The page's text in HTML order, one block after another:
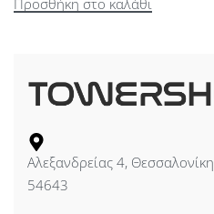
Αλεξανδρείας 4, Θεσσαλονίκη
54643